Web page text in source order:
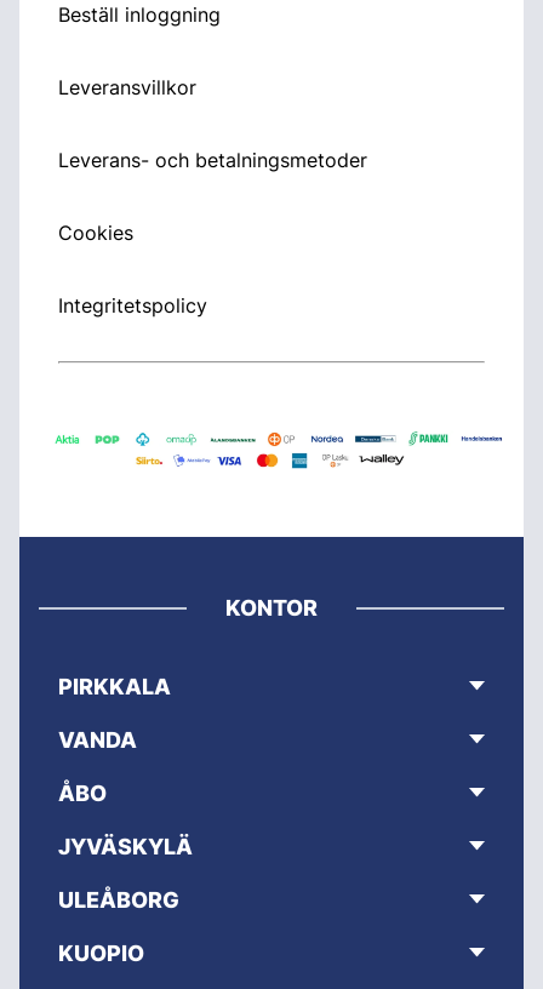
Beställ inloggning
Leveransvillkor
Leverans- och betalningsmetoder
Cookies
Integritetspolicy
KONTOR
PIRKKALA
VANDA
ÅBO
JYVÄSKYLÄ
ULEÅBORG
KUOPIO